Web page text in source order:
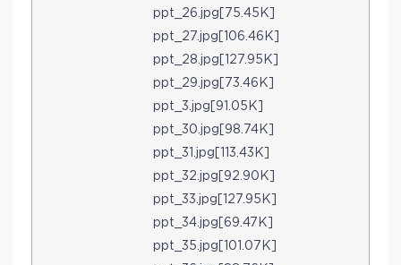
ppt_26.jpg[75.45K]
ppt_27.jpg[106.46K]
ppt_28.jpg[127.95K]
ppt_29.jpg[73.46K]
ppt_3.jpg[91.05K]
ppt_30.jpg[98.74K]
ppt_31.jpg[113.43K]
ppt_32.jpg[92.90K]
ppt_33.jpg[127.95K]
ppt_34.jpg[69.47K]
ppt_35.jpg[101.07K]